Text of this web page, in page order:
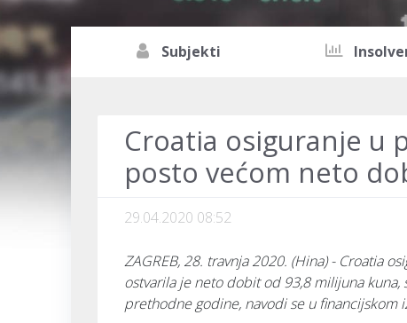
Subjekti
Croatia osiguranje u
posto većom neto
29.04.2020 08:52
ZAGREB, 28. travnja 2020. (Hina) - Croatia
ostvarila je neto dobit od 93,8 milijuna
prethodne godine, navodi se u financijskom